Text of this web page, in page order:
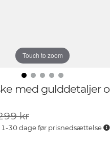
Touch to zoom
med gulddetaljer
kr
1-30 dage før prisnedsættelse